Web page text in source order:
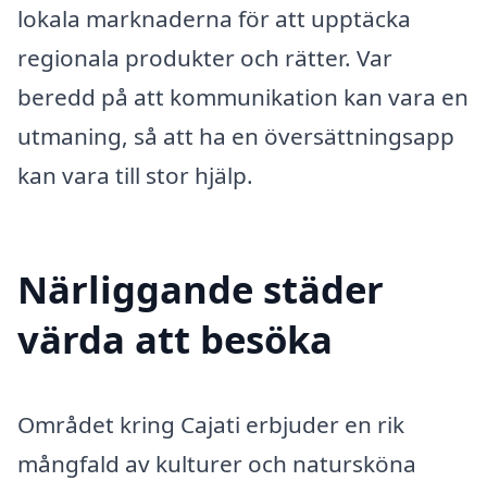
lokala marknaderna för att upptäcka
regionala produkter och rätter. Var
beredd på att kommunikation kan vara en
utmaning, så att ha en översättningsapp
kan vara till stor hjälp.
Närliggande städer
värda att besöka
Området kring Cajati erbjuder en rik
mångfald av kulturer och natursköna